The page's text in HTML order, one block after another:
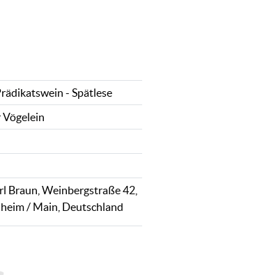
- Spätlese
Braun, Weinbergstraße 42,
/ Main, Deutschland